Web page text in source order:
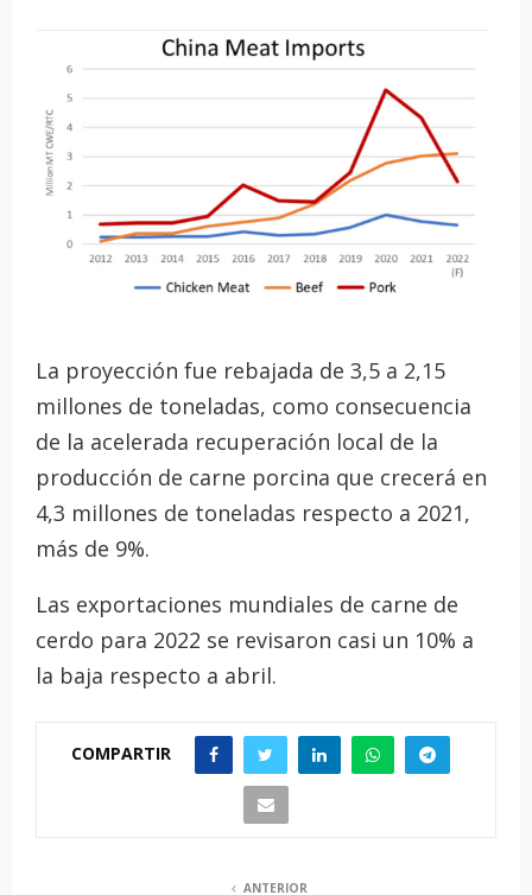
La proyección fue rebajada de 3,5 a 2,15
millones de toneladas, como consecuencia
de la acelerada recuperación local de la
producción de carne porcina que crecerá en
4,3 millones de toneladas respecto a 2021,
más de 9%.
Las exportaciones mundiales de carne de
cerdo para 2022 se revisaron casi un 10% a
la baja respecto a abril.
COMPARTIR
ANTERIOR